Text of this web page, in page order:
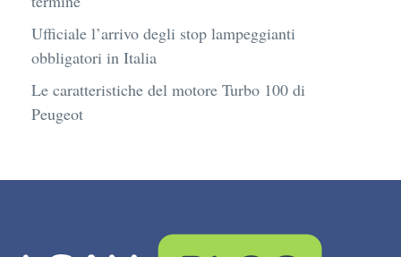
Ufficiale l’arrivo degli stop lampeggianti
obbligatori in Italia
Le caratteristiche del motore Turbo 100 di
Peugeot